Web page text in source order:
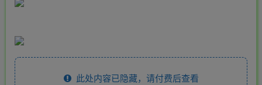
此处内容已隐藏，请付费后查看